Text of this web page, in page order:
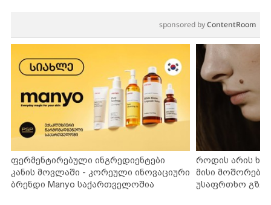
sponsored byContentRoom
ფერმენტირებული ინგრედიენტები
კანის მოვლაში - კორეული ინოვაციური
ბრენდი Manyo საქართველოშია
როდის არის
მისი
უსაფრთხო